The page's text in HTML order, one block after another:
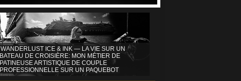
WANDERLUST ICE & INK — LA VIE SUR UN
BATEAU DE CROISIÈRE: MON MÉTIER DE
PATINEUSE ARTISTIQUE DE COUPLE
PROFESSIONNELLE SUR UN PAQUEBOT